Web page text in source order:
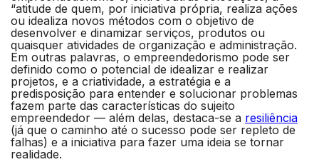
“atitude de quem, por iniciativa própria, realiza ações
ou idealiza novos métodos com o objetivo de
desenvolver e dinamizar serviços, produtos ou
quaisquer atividades de organização e administração.
Em outras palavras, o empreendedorismo pode ser
definido como o potencial de idealizar e realizar
projetos, e a criatividade, a estratégia e a
predisposição para entender e solucionar problemas
fazem parte das características do sujeito
empreendedor — além delas, destaca-se a resiliência
(já que o caminho até o sucesso pode ser repleto de
falhas) e a iniciativa para fazer uma ideia se tornar
realidade.